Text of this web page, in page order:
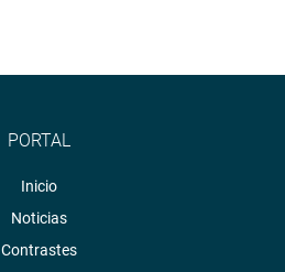
PORTAL
Inicio
Noticias
Contrastes